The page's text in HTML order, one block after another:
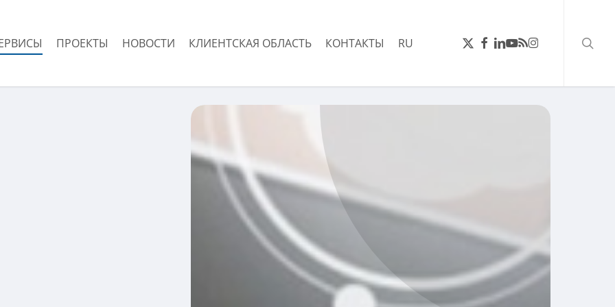
ПРОЕКТЫ НОВОСТИ КЛИЕНТСКАЯ ОБЛАСТЬ КОНТАКТЫ RU ТВИТТЕР
FACEBOOK
LINKEDIN
YOUTUBE
RSSINSTAGRAM